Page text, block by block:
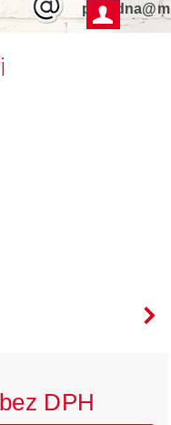
10 742,98 Kč bez DPH